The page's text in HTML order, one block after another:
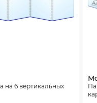
на 6 вертикальных